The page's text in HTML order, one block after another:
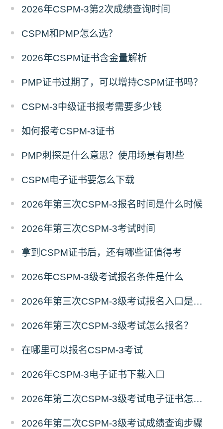
2026年CSPM-3第2次成绩查询时间
CSPM和PMP怎么选？
2026年CSPM证书含金量解析
PMP证书过期了，可以增持CSPM证书吗？
CSPM-3中级证书报考需要多少钱
如何报考CSPM-3证书
PMP刺探是什么意思？使用场景有哪些
CSPM电子证书要怎么下载
2026年第三次CSPM-3报名时间是什么时候
2026年第三次CSPM-3考试时间
拿到CSPM证书后，还有哪些证值得考
2026年CSPM-3级考试报名条件是什么
2026年第三次CSPM-3级考试报名入口是哪个？
2026年第三次CSPM-3级考试怎么报名？
在哪里可以报名CSPM-3考试
2026年CSPM-3电子证书下载入口
2026年第二次CSPM-3级考试电子证书怎么下载？
2026年第二次CSPM-3级考试成绩查询步骤